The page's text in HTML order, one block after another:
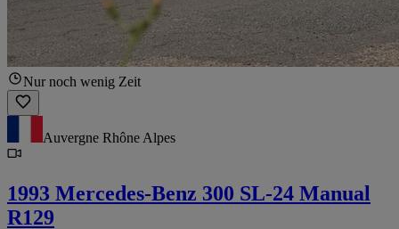
Nur noch wenig Zeit
Auvergne Rhône Alpes
1993 Mercedes-Benz 300 SL-24 Manual
R129